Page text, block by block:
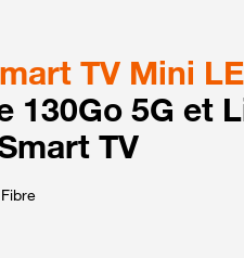
TV Mini
130Go 5G et
TV